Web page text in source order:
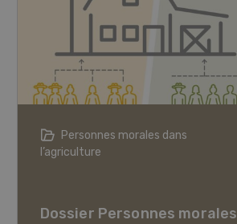
Personnes morales dans
l’agriculture
Dossier Personnes morales